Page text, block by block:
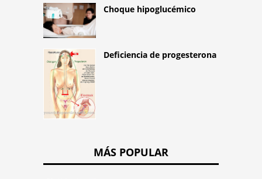
Choque hipoglucémico
Deficiencia de progesterona
MÁS POPULAR